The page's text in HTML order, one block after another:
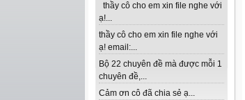
thầy cô cho em xin file nghe với
ạ!...
thầy cô cho em xin file nghe với
ạ! email:...
Bộ 22 chuyên đề mà được mỗi 1
chuyên đề,...
Cảm ơn cô đã chia sẻ ạ...